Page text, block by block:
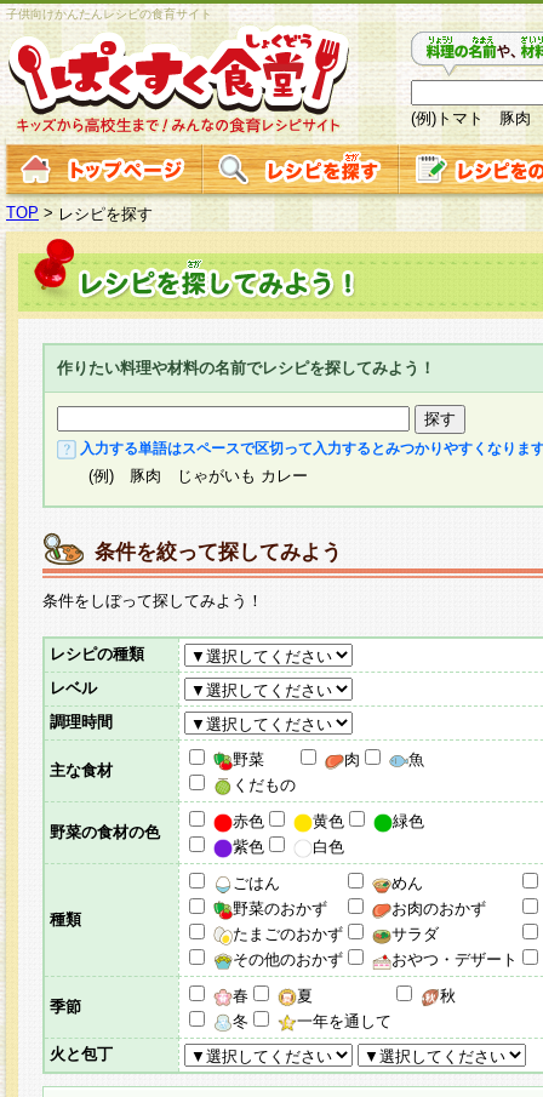
子供向けかんたんレシピの食育サイト
(例)トマト 豚肉
TOP > レシピを探す
作りたい料理や材料の名前でレシピを探してみよう！
入力する単語はスペースで区切って入力するとみつかりやすくなりま
(例) 豚肉 じゃがいも カレー
条件を絞って探してみよう
条件をしぼって探してみよう！
レシピの種類
レベル
調理時間
主な食材
野菜 肉
魚
くだもの
野菜の食材の色
赤色 黄色
緑色
紫色
白色
種類
ごはん
めん
野菜のおかず
お肉のおかず
たまごのおかず
サラダ
その他のおかず
おやつ・デザート
季節
春 夏
秋
冬
一年を通して
火と包丁